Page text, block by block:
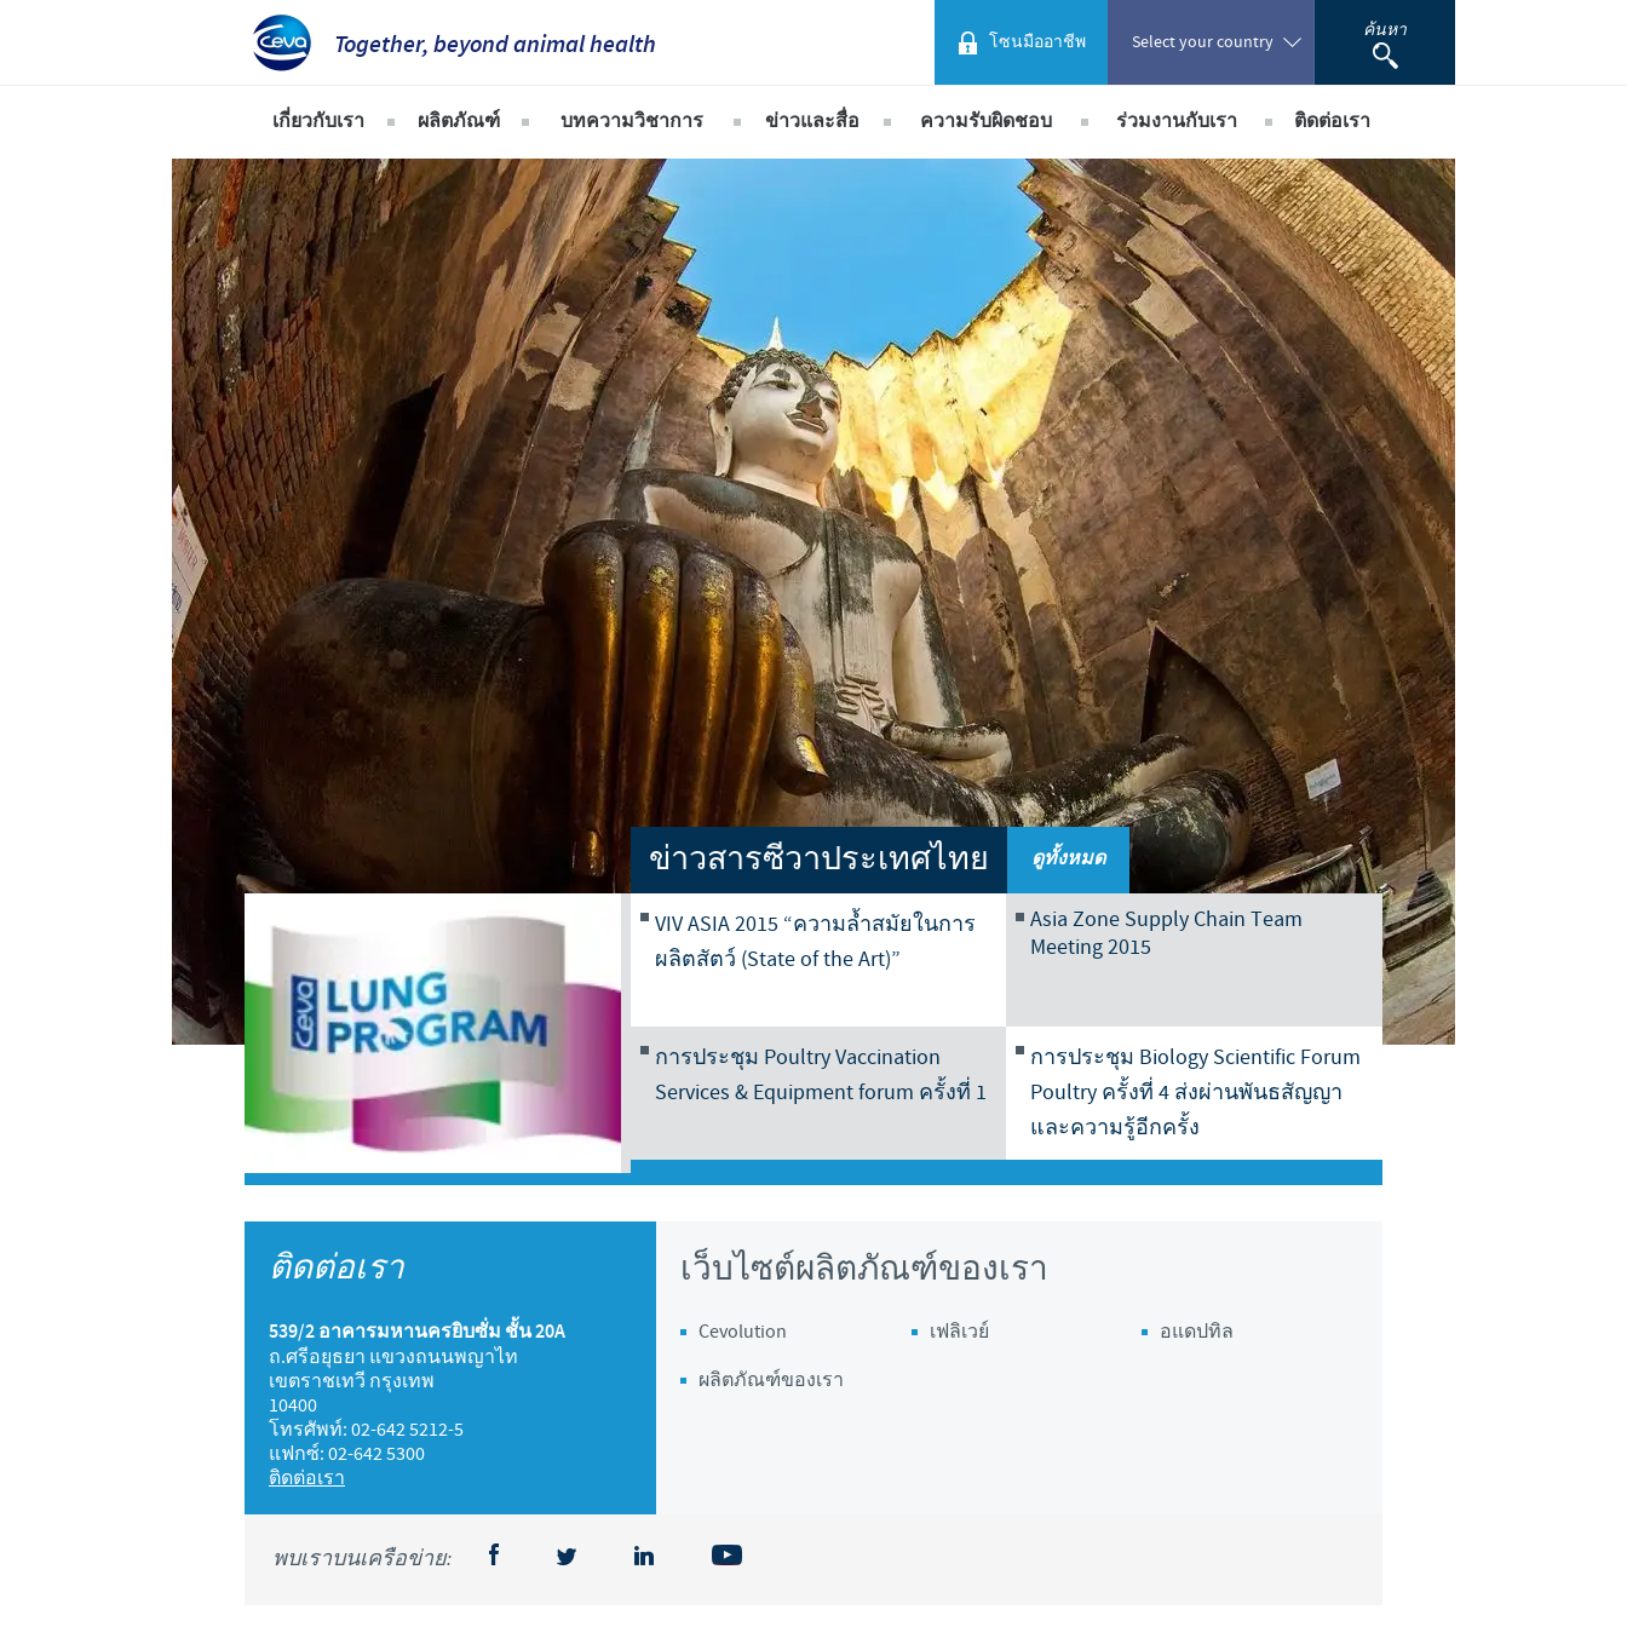
Together, beyond animal health โซนมืออาชีพ Select your country
Corporate Website
Africa
Argentina
Asia
Australia
Belgium
Brazil
Bulgaria
Canada (EN)
China
Colombia
Denmark
Egypt
Germany
Indonesia
Italia
India
Japan
Korea
Malaysia
Mexico
Middle East
Netherlands
Peru
Philippines
Portugal
Romania
Russia
South Africa
Spain
Sweden
Thailand
Tunisia
Turkey
Ukraine
United Kingdom
USA
Vietnam
You are leaving the country website to access another site in the group.
Regulatory constraints and medical practices vary from country to country. Consequently, the
information provided on the site in which you enter may not be suitable for use in your
country.
ค้นหา
เกี่ยวกับเรา
ซีวา แอนิมัล เฮลธ์ ประเทศไทย
ภาพรวมบริษัท
พันธกิจ
ค่านิยม
การวิจัยและพัฒนา
การผลิต
ผู้แทนจำหน่ายผลิตภัณฑ์ในประเทศไทย
ซีวารอบโลก
ผลิตภัณฑ์
สัตว์ปีก
สุกร
สัตว์เคี้ยวเอื้อง
สัตว์เล็ก
บทความวิชาการ
สุกร
สัตว์ปีก
ข่าวและสื่อ
ข่าวสารกิจกรรม ซีวาประเทศไทย
ความรับผิดชอบ
มุ่งมั่นที่จะรับผิดชอบ
การเป็นผู้ให้
โครงการสนับสนุนเพื่อการสงเคราะห์
ผู้ร่วมธุรกิจ และร่วมพัฒนางานวิจัยทางวิทยาศาสตร์
ร่วมงานกับเรา
ซีวา ประเทศไทย
การสรรหาบุคลากร
นักศึกษาฝึกงาน
ติดต่อเรา
ข่าวสารซีวาประเทศไทย ดูทั้งหมด
VIV ASIA 2015 “ความล้ำสมัยในการ
ผลิตสัตว์ (State of the Art)”
Asia Zone Supply Chain Team
Meeting 2015
การประชุม Poultry Vaccination
Services & Equipment forum ครั้งที่ 1
การประชุม Biology Scientific Forum
Poultry ครั้งที่ 4 ส่งผ่านพันธสัญญา
และความรู้อีกครั้ง
ติดต่อเรา
539/2 อาคารมหานครยิบซั่ม ชั้น 20A
ถ.ศรีอยุธยา แขวงถนนพญาไท
เขตราชเทวี กรุงเทพ
10400
โทรศัพท์: 02-642 5212-5
แฟกซ์: 02-642 5300
ติดต่อเรา
เว็บไซต์ผลิตภัณฑ์ของเรา
Cevolution เฟลิเวย์
อแดปทิล
ผลิตภัณฑ์ของเรา
พบเราบนเครือข่าย: